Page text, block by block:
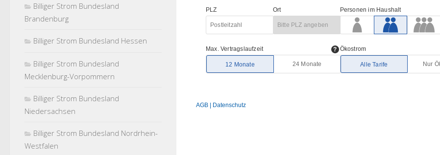
Billiger Strom Bundesland
Brandenburg
Billiger Strom Bundesland Hessen
Billiger Strom Bundesland
Mecklenburg-Vorpommern
Billiger Strom Bundesland
Niedersachsen
Billiger Strom Bundesland Nordrhein-
Westfalen